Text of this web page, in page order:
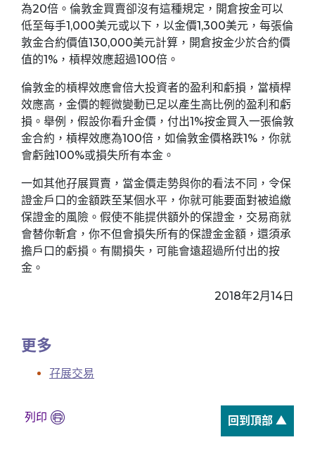
為20倍。倫敦金買賣卻沒有這種規定，開倉按金可以
低至每手1,000美元或以下，以金價1,300美元，每張倫
敦金合約價值130,000美元計算，開倉按金少於合約價
值的1%，槓桿效應超過100倍。
倫敦金的槓桿效應會倍大投資者的盈利和虧損，當槓桿
效應高，金價的輕微變動已足以產生高比例的盈利和虧
損。舉例，假設你看升金價，付出1%按金買入一張倫敦
金合約，槓桿效應為100倍，如倫敦金價格跌1%，你就
會虧蝕100%或損失所有本金。
一如其他孖展買賣，當金價走勢與你的看法不同，令保
證金戶口的金額跌至某個水平，你就可能要面對被追繳
保證金的風險。假使不能提供額外的保證金，交易商就
會替你斬倉，你不但會損失所有的保證金金額，還須承
擔戶口的虧損。有關損失，可能會遠超過所付出的按
金。
2018年2月14日
更多
孖展交易
列印 回到頂部 ▲